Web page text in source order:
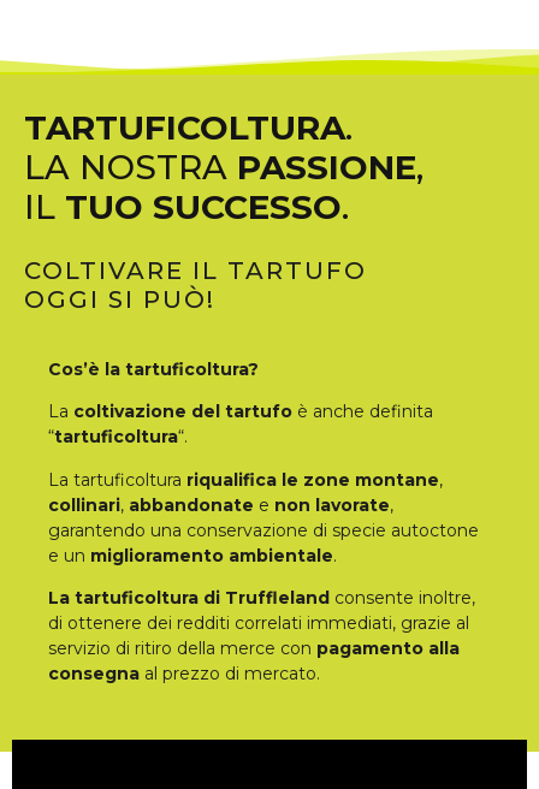
TARTUFICOLTURA.
LA NOSTRA PASSIONE,
IL TUO SUCCESSO.
COLTIVARE IL TARTUFO
OGGI SI PUÒ!
Cos’è la tartuficoltura?
La coltivazione del tartufo è anche definita
“tartuficoltura“.
La tartuficoltura riqualifica le zone montane,
collinari, abbandonate e non lavorate,
garantendo una conservazione di specie autoctone
e un miglioramento ambientale.
La tartuficoltura di Truffleland consente inoltre,
di ottenere dei redditi correlati immediati, grazie al
servizio di ritiro della merce con pagamento alla
consegna al prezzo di mercato.